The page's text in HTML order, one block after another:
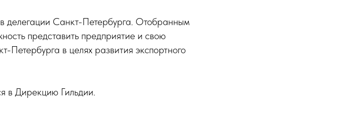
делегации Санкт-Петербурга. Отобранным
представить предприятие и свою
Петербурга в целях развития экспортного
в Дирекцию Гильдии.